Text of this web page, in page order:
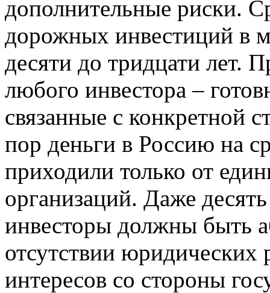
дополнительные риски.
дорожных инвестиций в
десяти до тридцати лет.
любого инвестора –
связанные с конкретной
пор деньги в Россию на
приходили только от
организаций. Даже
инвесторы должны быть
отсутствии
интересов со стороны